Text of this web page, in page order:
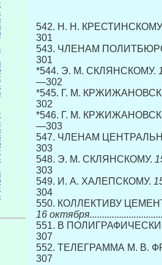
542. Η. Η.
301
543. ЧЛЕНАМ
301
*544. Э. М. СКЛЯНСКОМУ.
—302
*545. Г. М.
302
*546. Г. М.
—303
547. ЧЛЕНАМ
303
548. Э. М. СКЛЯНСКОМУ.
303
549. И. А. ХАЛЕПСКОМУ.
304
550. КОЛЛЕКТИВУ
16
551. В
307
552. ТЕЛЕГРАММА М. В.
307